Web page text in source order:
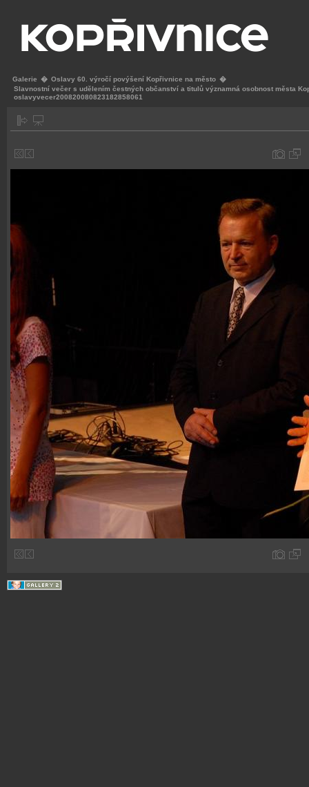
Galerie � Oslavy 60. výročí povýšení Kopřivnice na město �
Slavnostní večer s udělením čestných občanství a titulů významná osobnost města
oslavyvecer200820080823182858061